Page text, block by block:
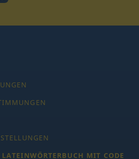
LATEINWÖRTERBUCH MIT CODE